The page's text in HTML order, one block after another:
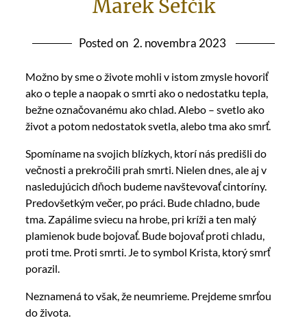
Marek Šefčík
Posted on 2. novembra 2023
Možno by sme o živote mohli v istom zmysle hovoriť
ako o teple a naopak o smrti ako o nedostatku tepla,
bežne označovanému ako chlad. Alebo – svetlo ako
život a potom nedostatok svetla, alebo tma ako smrť.
Spomíname na svojich blízkych, ktorí nás predišli do
večnosti a prekročili prah smrti. Nielen dnes, ale aj v
nasledujúcich dňoch budeme navštevovať cintoríny.
Predovšetkým večer, po práci. Bude chladno, bude
tma. Zapálime sviecu na hrobe, pri kríži a ten malý
plamienok bude bojovať. Bude bojovať proti chladu,
proti tme. Proti smrti. Je to symbol Krista, ktorý smrť
porazil.
Neznamená to však, že neumrieme. Prejdeme smrťou
do života.